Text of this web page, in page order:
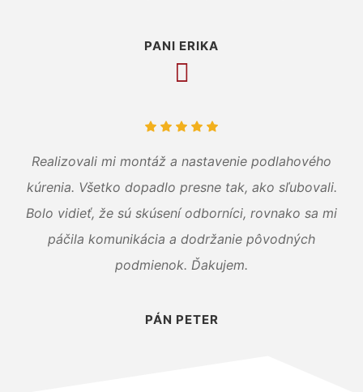
PANI ERIKA
Realizovali mi montáž a nastavenie podlahového
kúrenia. Všetko dopadlo presne tak, ako sľubovali.
Bolo vidieť, že sú skúsení odborníci, rovnako sa mi
páčila komunikácia a dodržanie pôvodných
podmienok. Ďakujem.
PÁN PETER